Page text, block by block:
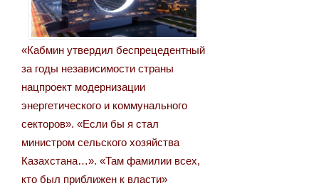
«Кабмин утвердил беспрецедентный
за годы независимости страны
нацпроект модернизации
энергетического и коммунального
секторов». «Если бы я стал
министром сельского хозяйства
Казахстана…». «Там фамилии всех,
кто был приближен к власти»